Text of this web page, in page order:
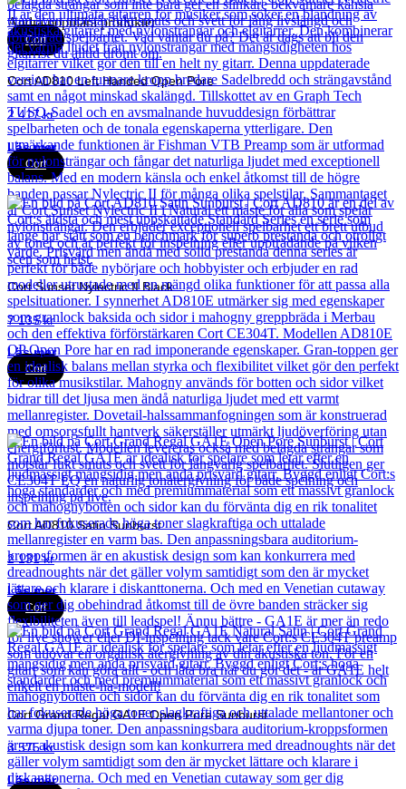
Andra populära produkter
Cort
Cort AD810 Left Handed Open Pore
2 417kr
Läs mer
Cort
Cort Sunset Nylectric II Black
7 135kr
Läs mer
Cort
Cort AD810 Satin Sunburst
2 131kr
Läs mer
Cort
Cort Grand Regal GA1E Open Pore Sunburst
3 575kr
Läs mer